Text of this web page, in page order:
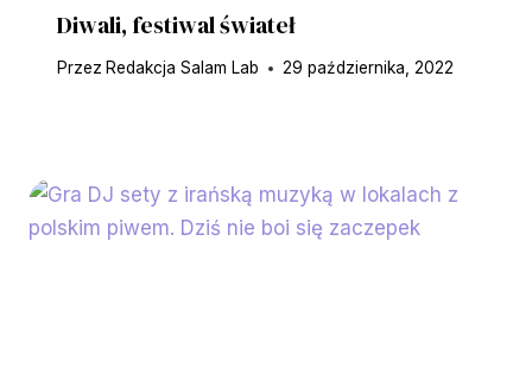
Diwali, festiwal świateł
Przez Redakcja Salam Lab 29 października, 2022